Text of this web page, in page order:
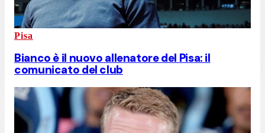
Pisa
Bianco è il nuovo allenatore del Pisa: il
comunicato del club